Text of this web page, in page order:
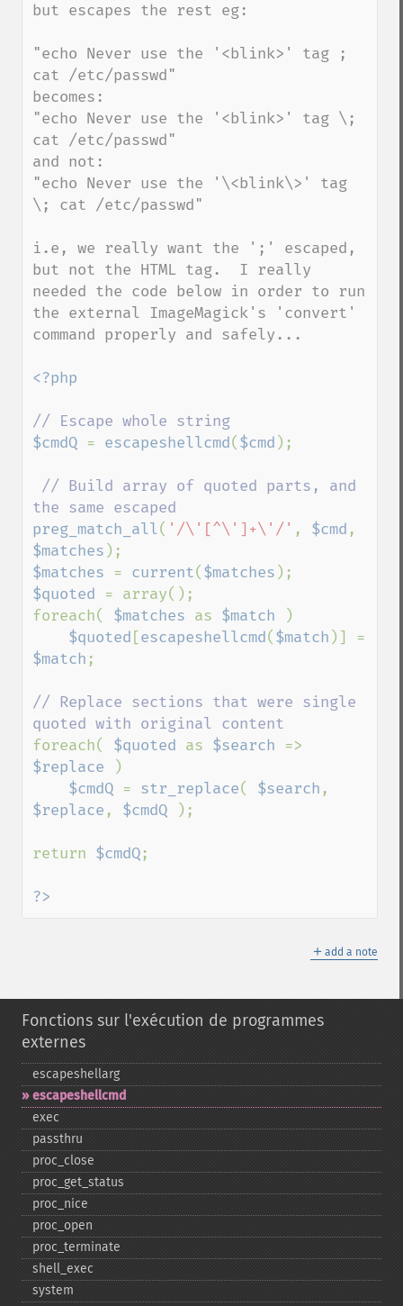
but escapes the rest eg:
"echo Never use the '<blink>' tag ;
cat /etc/passwd"
becomes:
"echo Never use the '<blink>' tag \;
cat /etc/passwd"
and not:
"echo Never use the '\<blink\>' tag
\; cat /etc/passwd"
i.e, we really want the ';' escaped,
but not the HTML tag.  I really
needed the code below in order to run
the external ImageMagick's 'convert'
command properly and safely...
<?php
$cmdQ = escapeshellcmd( $cmd );
// Build array of quoted parts, and
preg_match_all( '/\'[^\']+\'/' , $cmd
$matches
$matches = current( $matches
$quoted = array();
foreach( $matches as $match
)
$quoted [escapeshellcmd( $match
$match ;
// Replace sections that were single
foreach( $quoted as $search
$replace
)
$cmdQ = str_replace( $search
$replace , $cmdQ );
return $cmdQ;
?>
＋ add a note
Fonctions sur l'exécution de programmes
externes
escapeshellarg
escapeshellcmd
exec
passthru
proc_​close
proc_​get_​status
proc_​nice
proc_​open
proc_​terminate
shell_​exec
system